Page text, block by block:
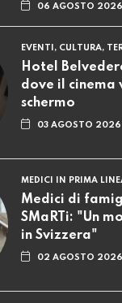
06 AGOSTO 2026
EVENTI, CULTURA,
Hotel
dove il cinema
schermo
03 AGOSTO 2026
MEDICI IN PRIMA
Medici di
SMaRTi: "Un
in Svizzera"
02 AGOSTO 2026